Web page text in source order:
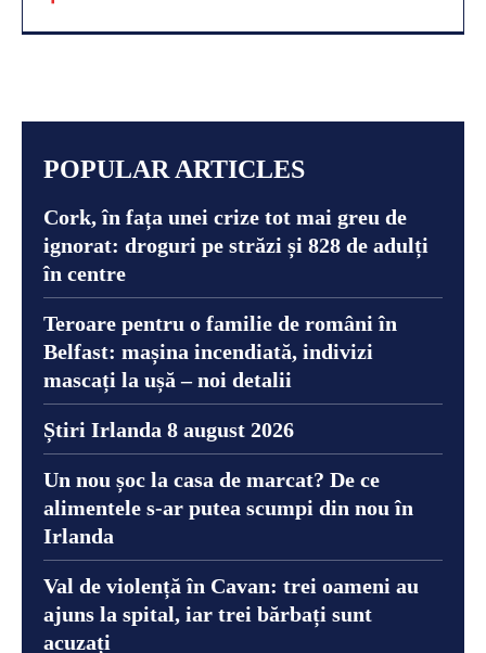
POPULAR ARTICLES
Cork, în fața unei crize tot mai greu de
ignorat: droguri pe străzi și 828 de adulți
în centre
Teroare pentru o familie de români în
Belfast: mașina incendiată, indivizi
mascați la ușă – noi detalii
Știri Irlanda 8 august 2026
Un nou șoc la casa de marcat? De ce
alimentele s-ar putea scumpi din nou în
Irlanda
Val de violență în Cavan: trei oameni au
ajuns la spital, iar trei bărbați sunt
acuzați